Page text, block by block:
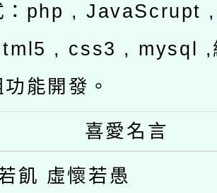
：php , JavaScrupt
, css3 , mysql ,
能開發。
喜愛名言
飢 虛懷若愚